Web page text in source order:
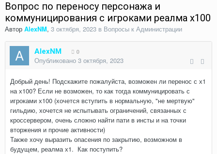
Вопрос по переносу персонажа и
коммуницирования с игроками реалма х100
Автор AlexNM, 3 октября, 2023 в Вопросы к Администрации
AlexNM 0
Опубликовано 3 октября, 2023
Добрый день! Подскажите пожалуйста, возможен ли перенос с х1
на х100? Если не возможен, то как тогда коммуницировать с
игроками х100 (хочется вступить в нормальную, "не мертвую"
гильдию, хочется не испытывать ограничений, связанных с
кроссервером, очень сложно найти пати в инсты и на точки
вторжения и прочие активности)
Также хочу выразить опасения по закрытию, возможном в
будущем, реалма х1. Как поступить?